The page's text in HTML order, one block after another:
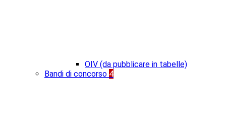
OIV (da pubblicare in tabelle)
Bandi di concorso 4